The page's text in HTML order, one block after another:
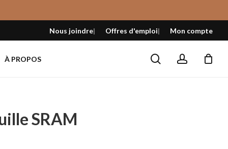
Nous joindre Offres d'emploi Mon compte
À PROPOS searchaccount
Fermer
le
panier
SRAM